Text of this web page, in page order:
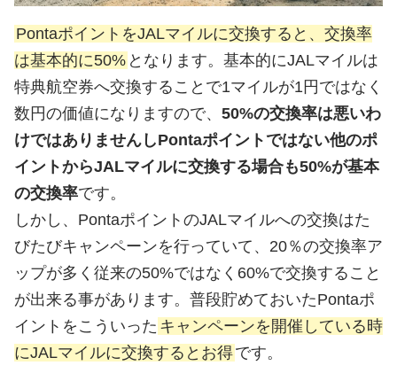
PontaポイントをJALマイルに交換すると、交換率
は基本的に50% となります。基本的にJALマイルは
特典航空券へ交換することで1マイルが1円ではなく
数円の価値になりますので、 50%の交換率は悪いわ
けではありませんしPontaポイントではない他のポ
イントからJALマイルに交換する場合も50%が基本
の交換率です。
しかし、PontaポイントのJALマイルへの交換はた
びたびキャンペーンを行っていて、20％の交換率ア
ップが多く従来の50%ではなく60%で交換すること
が出来る事があります。普段貯めておいたPontaポ
イントをこういった キャンペーンを開催している時
にJALマイルに交換するとお得です。